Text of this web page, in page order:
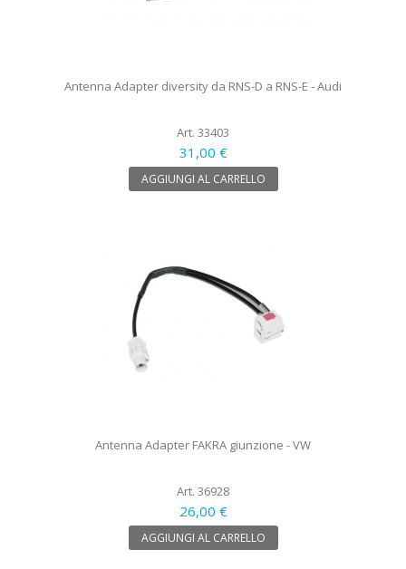
Antenna Adapter diversity da RNS-D a RNS-E - Audi
Art. 33403
31,00 €
AGGIUNGI AL CARRELLO
Antenna Adapter FAKRA giunzione - VW
Art. 36928
26,00 €
AGGIUNGI AL CARRELLO